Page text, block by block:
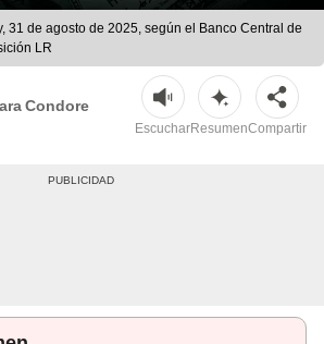
31 de agosto de 2025, según el Banco Central de
LR
Condore
EscucharResumenCompartir